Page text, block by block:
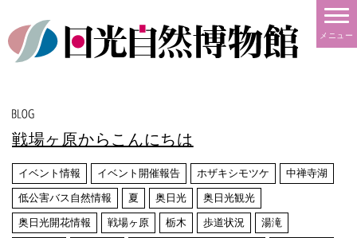
メニュー
戦場ヶ原からこんにちは
イベント情報 イベント開催報告 ホザキシモツケ 中禅寺湖
低公害バス自然情報 夏 奥日光 奥日光観光
奥日光開花情報 戦場ヶ原 栃木 歩道状況 湯滝